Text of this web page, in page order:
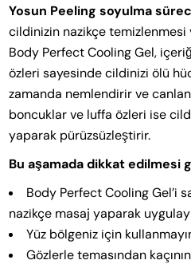
Yosun Peeling soyulma
cildinizin nazikçe temizlenmesi
Body Perfect Cooling Gel,
özleri sayesinde cildinizi ölü
zamanda nemlendirir ve
boncuklar ve luffa özleri ise
yaparak pürüzsüzleştirir.
Bu aşamada dikkat edilmesi
Body Perfect Cooling Gel’i
nazikçe masaj yaparak
Yüz bölgeniz için
Gözlerle temasından